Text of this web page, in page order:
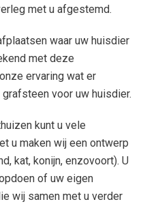
met u afgestemd.
waar uw huisdier
met deze
ervaring wat er
voor uw huisdier.
kunt u vele
u maken wij een ontwerp
kat, konijn, enzovoort). U
of uw eigen
wij samen met u verder